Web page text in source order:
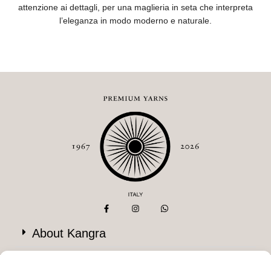
attenzione ai dettagli, per una maglieria in seta che interpreta
l’eleganza in modo moderno e naturale.
About Kangra